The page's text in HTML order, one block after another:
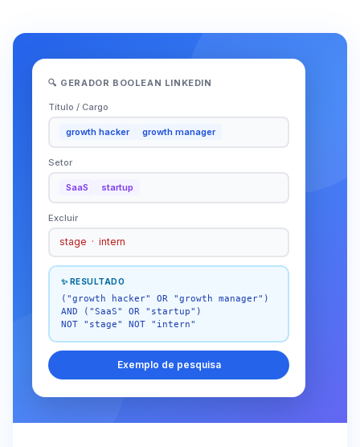
🔍 GERADOR BOOLEAN LINKEDIN
Título / Cargo
growth hacker growth manager
Setor
SaaS startup
Excluir
stage · intern
✨ RESULTADO
("growth hacker" OR "growth manager")
AND ("SaaS" OR "startup")
NOT "stage" NOT "intern"
Exemplo de pesquisa